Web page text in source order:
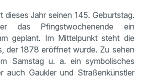
dieses Jahr seinen 145. Geburtstag.
das Pfingstwochenende ein
geplant. Im Mittelpunkt steht die
der 1878 eröffnet wurde. Zu sehen
Samstag u. a. ein symbolisches
auch Gaukler und Straßenkünstler